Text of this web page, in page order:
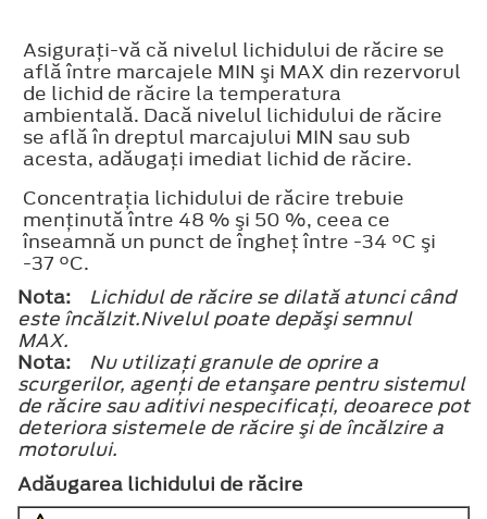
Asiguraţi-vă că nivelul lichidului de răcire se
află între marcajele MIN şi MAX din rezervorul
de lichid de răcire la temperatura
ambientală. Dacă nivelul lichidului de răcire
se află în dreptul marcajului MIN sau sub
acesta, adăugaţi imediat lichid de răcire.
Concentraţia lichidului de răcire trebuie
menţinută între 48 % şi 50 %, ceea ce
înseamnă un punct de îngheţ între -34 °C şi
-37 °C.
Nota:
Lichidul de răcire se dilată atunci când
este încălzit.Nivelul poate depăşi semnul
MAX.
Nota:
Nu utilizaţi granule de oprire a
scurgerilor, agenţi de etanşare pentru sistemul
de răcire sau aditivi nespecificaţi, deoarece pot
deteriora sistemele de răcire şi de încălzire a
motorului.
Adăugarea lichidului de răcire